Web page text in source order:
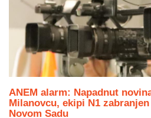
ANEM alarm: Napadnut
Milanovcu, ekipi N1
Novom Sadu